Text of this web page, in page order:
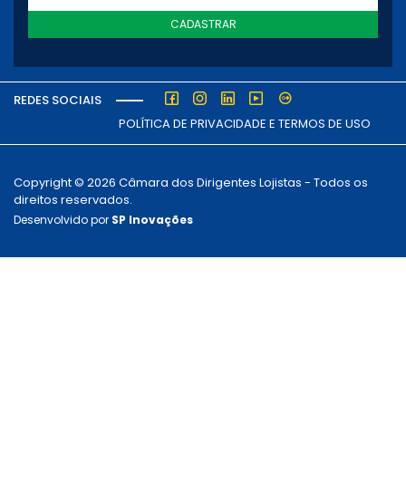
CADASTRAR
REDES SOCIAIS
POLÍTICA DE PRIVACIDADE E TERMOS DE USO
Copyright © 2026 Câmara dos Dirigentes Lojistas - Todos os
direitos reservados.
Desenvolvido por SP Inovações